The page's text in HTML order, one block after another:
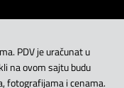
PDV je uračunat u
na ovom sajtu budu
fotografijama i cenama.